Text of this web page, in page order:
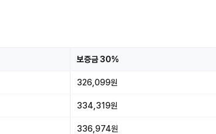
보증금 30%
326,099원
334,319원
336,974원